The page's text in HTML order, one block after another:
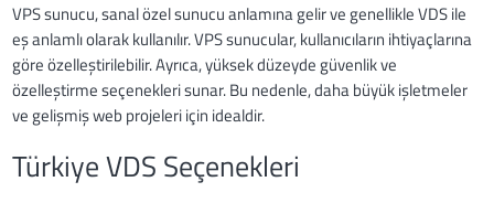
VPS sunucu, sanal özel sunucu anlamına gelir ve genellikle VDS ile
eş anlamlı olarak kullanılır. VPS sunucular, kullanıcıların ihtiyaçlarına
göre özelleştirilebilir. Ayrıca, yüksek düzeyde güvenlik ve
özelleştirme seçenekleri sunar. Bu nedenle, daha büyük işletmeler
ve gelişmiş web projeleri için idealdir.
Türkiye VDS Seçenekleri